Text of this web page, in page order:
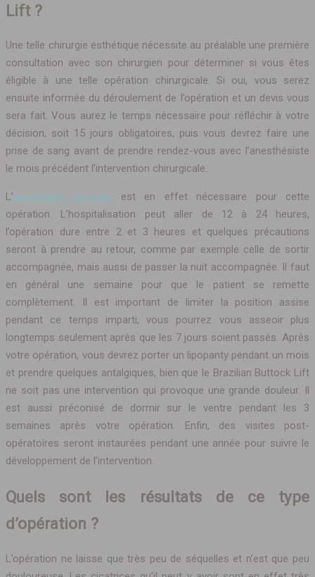
Lift ?
Une telle chirurgie esthétique nécessite au préalable une première
consultation avec son chirurgien pour déterminer si vous êtes
éligible à une telle opération chirurgicale. Si oui, vous serez
ensuite informée du déroulement de l’opération et un devis vous
sera fait. Vous aurez le temps nécessaire pour réfléchir à votre
décision, soit 15 jours obligatoires, puis vous devrez faire une
prise de sang avant de prendre rendez-vous avec l’anesthésiste
le mois précédent l’intervention chirurgicale.
L’anesthésie générale est en effet nécessaire pour cette
opération. L’hospitalisation peut aller de 12 à 24 heures,
l’opération dure entre 2 et 3 heures et quelques précautions
seront à prendre au retour, comme par exemple celle de sortir
accompagnée, mais aussi de passer la nuit accompagnée. Il faut
en général une semaine pour que le patient se remette
complètement. Il est important de limiter la position assise
pendant ce temps imparti, vous pourrez vous asseoir plus
longtemps seulement après que les 7 jours soient passés. Après
votre opération, vous devrez porter un lipopanty pendant un mois
et prendre quelques antalgiques, bien que le Brazilian Buttock Lift
ne soit pas une intervention qui provoque une grande douleur. Il
est aussi préconisé de dormir sur le ventre pendant les 3
semaines après votre opération. Enfin, des visites post-
opératoires seront instaurées pendant une année pour suivre le
développement de l’intervention.
Quels sont les résultats de ce type
d’opération ?
L’opération ne laisse que très peu de séquelles et n’est que peu